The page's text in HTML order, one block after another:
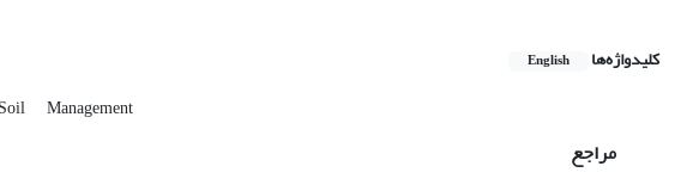
کلیدواژه‌ها English
Soil Management
مراجع